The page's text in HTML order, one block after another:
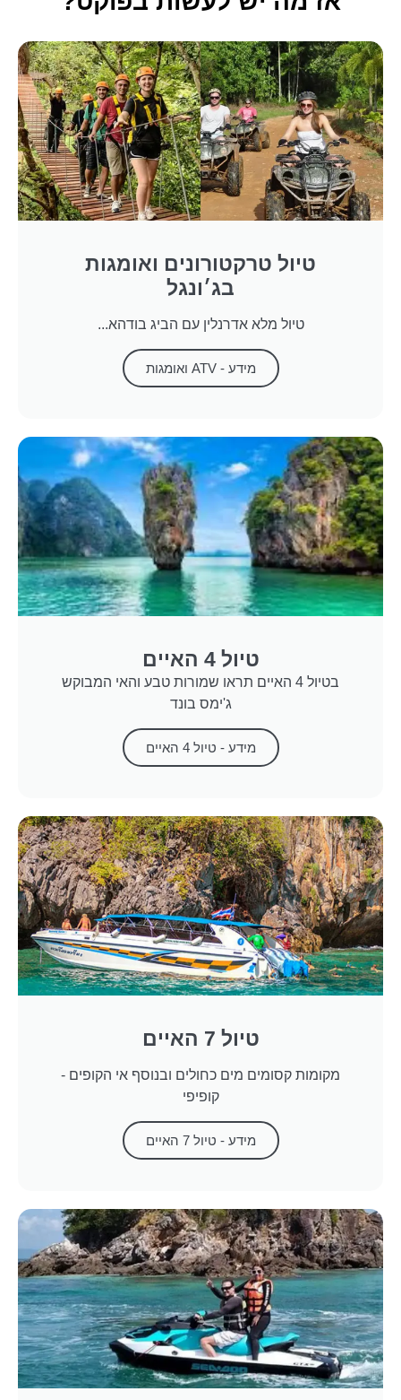
טיול טרקטורונים ואומגות
בג׳ונגל
טיול מלא אדרנלין עם הביג בודהא...
מידע - ATV ואומגות
טיול 4 האיים
בטיול 4 האיים תראו שמורות טבע והאי המבוקש
ג'ימס בונד
מידע - טיול 4 האיים
טיול 7 האיים
מקומות קסומים מים כחולים ובנוסף אי הקופים -
קופיפי
מידע - טיול 7 האיים